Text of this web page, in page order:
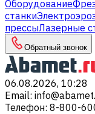
Оборудование
станки
прессыЛазерные
Обратный звонок
06.08.2026, 10:28
Email:
Телефон: 8-800-